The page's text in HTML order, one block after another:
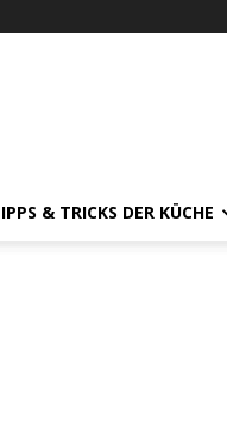
& TRICKS DER KÜCHE